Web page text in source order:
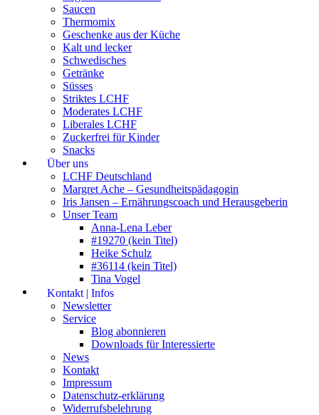
Saucen
Thermomix
Geschenke aus der Küche
Kalt und lecker
Schwedisches
Getränke
Süsses
Striktes LCHF
Moderates LCHF
Liberales LCHF
Zuckerfrei für Kinder
Snacks
Über uns
LCHF Deutschland
Margret Ache – Gesundheitspädagogin
Iris Jansen – Ernährungscoach und Herausgeberin
Unser Team
Anna-Lena Leber
#19270 (kein Titel)
Heike Schulz
#36114 (kein Titel)
Tina Vogel
Kontakt | Infos
Newsletter
Service
Blog abonnieren
Downloads für Interessierte
News
Kontakt
Impressum
Datenschutz-erklärung
Widerrufsbelehrung